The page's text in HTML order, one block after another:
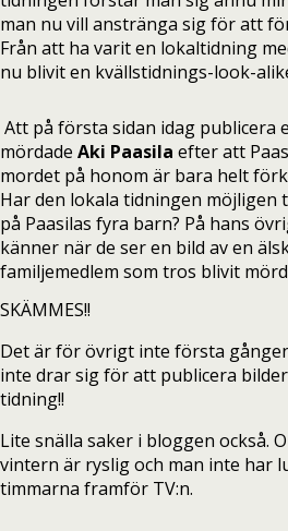
man nu vill anstränga sig för att
Från att ha varit en lokaltidning
nu blivit en kvällstidnings-look-
Att på första sidan idag publicera
mördade Aki Paasila efter att
mordet på honom är bara helt
Har den lokala tidningen möjligen
på Paasilas fyra barn? På hans
känner när de ser en bild av en
familjemedlem som tros blivit
SKÄMMES!!
Det är för övrigt inte första
inte drar sig för att publicera
tidning!!
Lite snälla saker i bloggen också.
vintern är ryslig och man inte har
timmarna framför TV:n.